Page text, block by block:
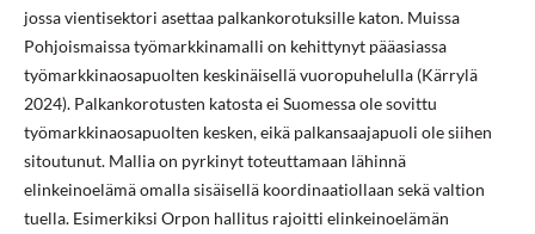
jossa vientisektori asettaa palkankorotuksille katon. Muissa
Pohjoismaissa työmarkkinamalli on kehittynyt pääasiassa
työmarkkinaosapuolten keskinäisellä vuoropuhelulla (Kärrylä
2024). Palkankorotusten katosta ei Suomessa ole sovittu
työmarkkinaosapuolten kesken, eikä palkansaajapuoli ole siihen
sitoutunut. Mallia on pyrkinyt toteuttamaan lähinnä
elinkeinoelämä omalla sisäisellä koordinaatiollaan sekä valtion
tuella. Esimerkiksi Orpon hallitus rajoitti elinkeinoelämän